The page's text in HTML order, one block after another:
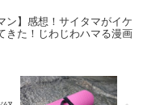
ン】感想！サイタマがイケ
きた！じわじわハマる漫画